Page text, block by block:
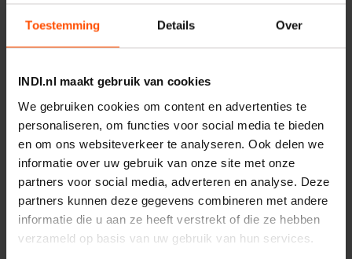
Toestemming Details Over
INDI.nl maakt gebruik van cookies
We gebruiken cookies om content en advertenties te
personaliseren, om functies voor social media te bieden
en om ons websiteverkeer te analyseren. Ook delen we
informatie over uw gebruik van onze site met onze
partners voor social media, adverteren en analyse. Deze
partners kunnen deze gegevens combineren met andere
informatie die u aan ze heeft verstrekt of die ze hebben
verzameld op basis van uw gebruik van hun services.
€ 219,68
incl. BTW
− +
Rotator CPR 5-01 50kN
4mm x Ø17mm
Artikelnummer:CPR501
Merknaam:Baltrotors
€ 19,99
incl. BTW
− +